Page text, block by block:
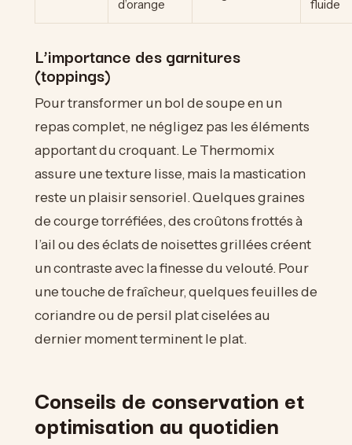
d’orange
fluide
L’importance des garnitures
(toppings)
Pour transformer un bol de soupe en un
repas complet, ne négligez pas les éléments
apportant du croquant. Le Thermomix
assure une texture lisse, mais la mastication
reste un plaisir sensoriel. Quelques graines
de courge torréfiées, des croûtons frottés à
l’ail ou des éclats de noisettes grillées créent
un contraste avec la finesse du velouté. Pour
une touche de fraîcheur, quelques feuilles de
coriandre ou de persil plat ciselées au
dernier moment terminent le plat.
Conseils de conservation et
optimisation au quotidien